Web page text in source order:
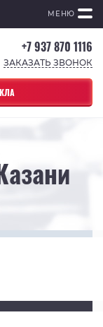
МЕНЮ
+7 937 870 1116
ЗАКАЗАТЬ ЗВОНОК